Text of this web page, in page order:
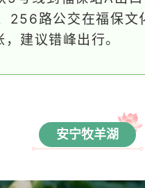
256路公交在福保文
建议错峰出行。
安宁牧羊湖